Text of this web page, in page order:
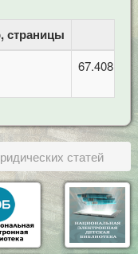
страницы
67.408
статей